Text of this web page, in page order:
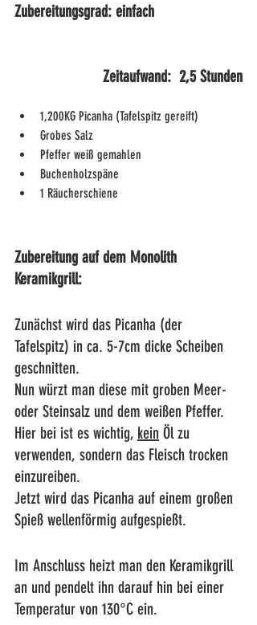
Zubereitungsgrad: einfach
Zeitaufwand:  2,5 Stunden
1,200KG Picanha (Tafelspitz gereift)
Grobes Salz
Pfeffer weiß gemahlen
Buchenholzspäne
1 Räucherschiene
Zubereitung auf dem Monolith
Keramikgrill:
Zunächst wird das Picanha (der
Tafelspitz) in ca. 5-7cm dicke Scheiben
geschnitten.
Nun würzt man diese mit groben Meer-
oder Steinsalz und dem weißen Pfeffer.
Hier bei ist es wichtig, kein Öl zu
verwenden, sondern das Fleisch trocken
einzureiben.
Jetzt wird das Picanha auf einem großen
Spieß wellenförmig aufgespießt.
Im Anschluss heizt man den Keramikgrill
an und pendelt ihn darauf hin bei einer
Temperatur von 130°C ein.